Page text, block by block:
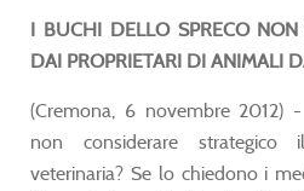
I BUCHI DELLO SPRECO NON
DAI PROPRIETARI DI ANIMALI
(Cremona, 6 novembre 2012)
non considerare
veterinaria? Se lo chiedono i